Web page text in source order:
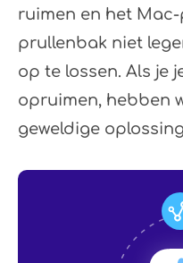
ruimen en het
prullenbak niet
op te lossen. Als je
opruimen, hebben
geweldige